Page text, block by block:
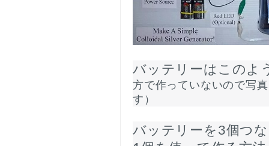
バッテリーはこのよ
方で作っていないので写
す）
バッテリーを3個つ